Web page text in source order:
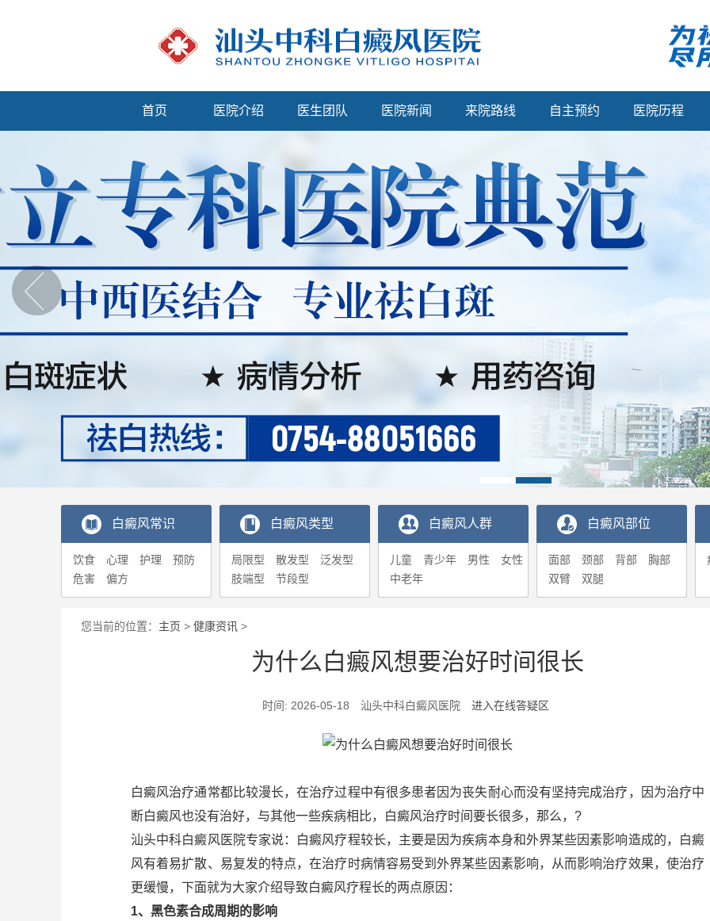
首页 医院介绍 医生团队 医院新闻 来院路线 自主预约 医院历程
白癜风常识
饮食 心理 护理
预防
危害
偏方
白癜风类型
局限型 散发型
泛发型
肢端型
节段型
白癜风人群
儿童 青少年 男性
女性
中老年
白癜风部位
面部 颈部 背部
胸部
双臂
双腿
您当前的位置： 主页 > 健康资讯 >
为什么白癜风想要治好时间很长
时间: 2026-05-18 汕头中科白癜风医院 进入在线答疑区
白癜风治疗通常都比较漫长，在治疗过程中有很多患者因为丧失耐心而没有坚持完成治疗，因为治疗中
断白癜风也没有治好，与其他一些疾病相比，白癜风治疗时间要长很多，那么，?
汕头中科白癜风医院专家说：白癜风疗程较长，主要是因为疾病本身和外界某些因素影响造成的，白癜
风有着易扩散、易复发的特点，在治疗时病情容易受到外界某些因素影响，从而影响治疗效果，使治疗
更缓慢，下面就为大家介绍导致白癜风疗程长的两点原因：
1、黑色素合成周期的影响